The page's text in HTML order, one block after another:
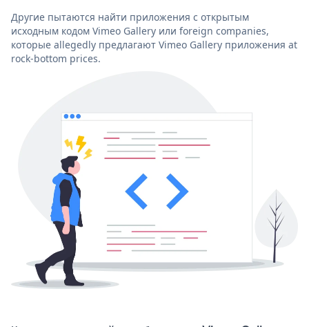
Другие пытаются найти приложения с открытым
исходным кодом Vimeo Gallery или foreign companies,
которые allegedly предлагают Vimeo Gallery приложения at
rock-bottom prices.